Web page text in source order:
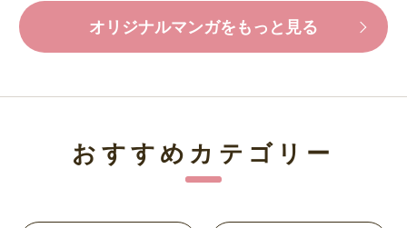
オリジナルマンガをもっと見る
おすすめカテゴリー